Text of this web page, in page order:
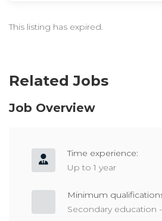
This listing has expired.
Related Jobs
Job Overview
Time experience:
Up to 1 year
Minimum
Secondary education -